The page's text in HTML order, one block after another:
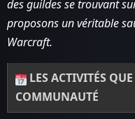
des guildes se trouvant
proposons un véritable
Warcraft.
LES ACTIVITÉS
COMMUNAUTÉ